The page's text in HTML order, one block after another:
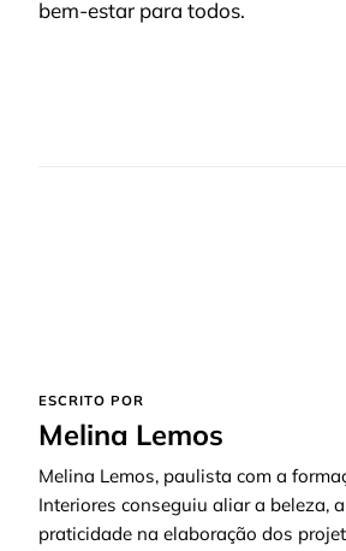
bem-estar para todos.
ESCRITO POR
Melina Lemos
Melina Lemos, paulista com a
Interiores conseguiu aliar a beleza,
praticidade na elaboração dos